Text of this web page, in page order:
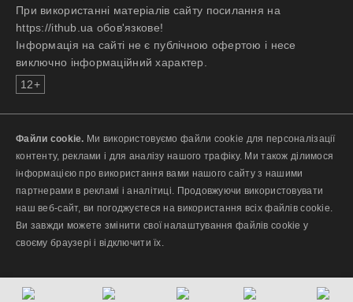
При використанні матеріалів сайту посилання на
https://ithub.ua обов'язкове!
Інформація на сайті не є публічною офертою і несе
виключно інформаційний характер.
12+
Файли cookie. Ми використовуємо файли cookie для персоналізації
контенту, реклами і для аналізу нашого трафіку. Ми також ділимося
інформацією про використання вами нашого сайту з нашими
партнерами в рекламі і аналітиці. Продовжуючи використовувати
наш веб-сайт, ви погоджуєтеся на використання всіх файлів cookie.
Ви завжди можете змінити свої налаштування файлів cookie у
своєму браузері і відключити їх.